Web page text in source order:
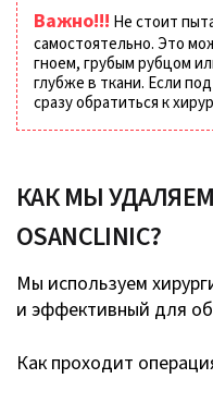
Важно!!! Не стоит
самостоятельно. Это
гноем, грубым рубцом
глубже в ткани. Если
сразу обратиться к
КАК МЫ
OSANCLINIC?
Мы используем
и эффективный для
Как проходит